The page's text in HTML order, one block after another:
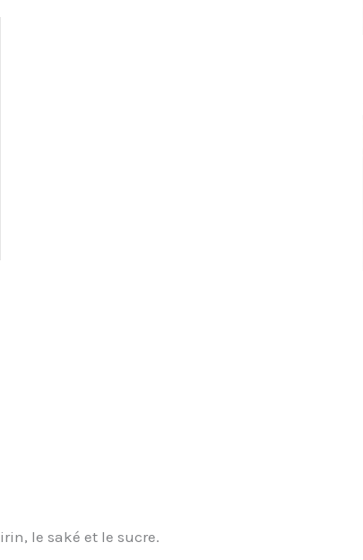
le saké et le sucre.